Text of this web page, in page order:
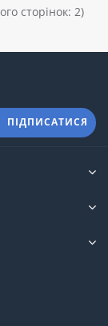
сторінок: 2)
ПІДПИСАТИСЯ